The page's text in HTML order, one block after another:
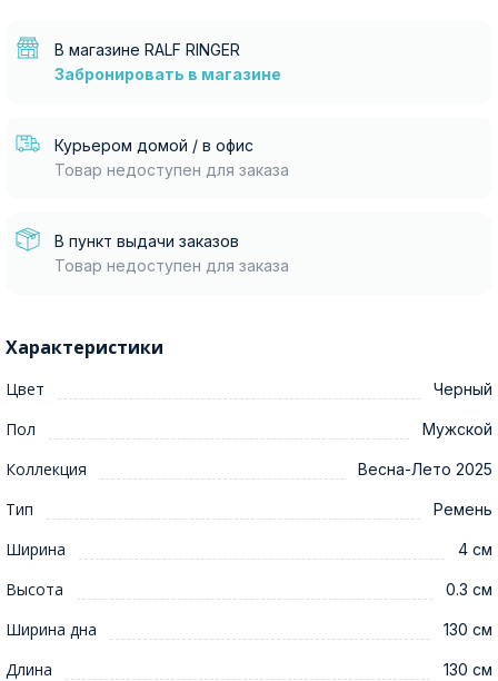
В магазине RALF RINGER
Забронировать в магазине
Курьером домой / в офис
Товар недоступен для заказа
В пункт выдачи заказов
Товар недоступен для заказа
Характеристики
Цвет Черный
Пол Мужской
Коллекция Весна-Лето 2025
Тип Ремень
Ширина 4 см
Высота 0.3 см
Ширина дна 130 см
Длина 130 см